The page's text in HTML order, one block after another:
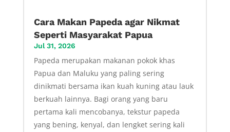
Cara Makan Papeda agar Nikmat
Seperti Masyarakat Papua
Jul 31, 2026
Papeda merupakan makanan pokok khas
Papua dan Maluku yang paling sering
dinikmati bersama ikan kuah kuning atau lauk
berkuah lainnya. Bagi orang yang baru
pertama kali mencobanya, tekstur papeda
yang bening, kenyal, dan lengket sering kali